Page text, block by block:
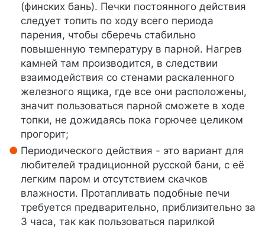
(финских бань). Печки постоянного действия
следует топить по ходу всего периода
парения, чтобы сберечь стабильно
повышенную температуру в парной. Нагрев
камней там производится, в следствии
взаимодействия со стенами раскаленного
железного ящика, где все они расположены,
значит пользоваться парной сможете в ходе
топки, не дожидаясь пока горючее целиком
прогорит;
Периодического действия - это вариант для
любителей традиционной русской бани, с её
легким паром и отсутствием скачков
влажности. Протапливать подобные печи
требуется предварительно, приблизительно за
3 часа, так как пользоваться парилкой